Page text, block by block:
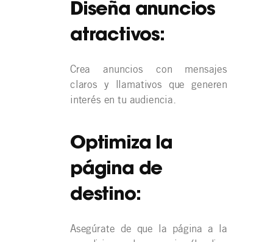
Diseña anuncios
atractivos:
Crea anuncios con mensajes
claros y llamativos que generen
interés en tu audiencia.
Optimiza la
página de
destino:
Asegúrate de que la página a la